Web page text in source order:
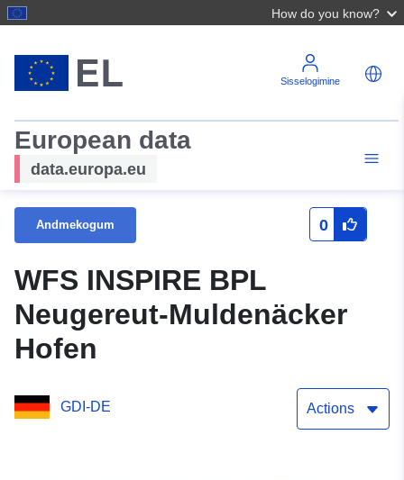
How do you know?
Sisselogimine
European data
data.europa.eu
Andmekogum 0
WFS INSPIRE BPL
Neugereut-Muldenäcker
Hofen
GDI-DE Actions